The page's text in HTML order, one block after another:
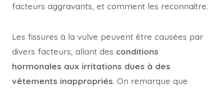
facteurs aggravants, et comment les reconnaître.
Les fissures à la vulve peuvent être causées par
divers facteurs, allant des conditions
hormonales aux irritations dues à des
vêtements inappropriés. On remarque que